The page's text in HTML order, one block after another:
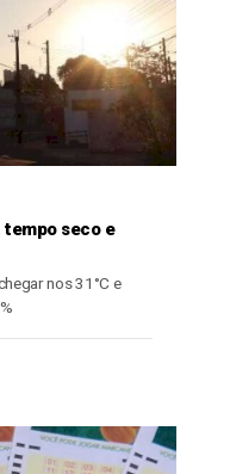
tempo seco e
nos 31°C e